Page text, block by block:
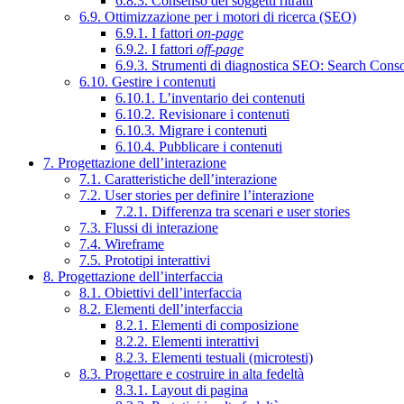
6.9. Ottimizzazione per i motori di ricerca (SEO)
6.9.1. I fattori on-page
6.9.2. I fattori off-page
6.9.3. Strumenti di diagnostica SEO: Search
6.10. Gestire i contenuti
6.10.1. L’inventario dei contenuti
6.10.2. Revisionare i contenuti
6.10.3. Migrare i contenuti
6.10.4. Pubblicare i contenuti
7. Progettazione dell’interazione
7.1. Caratteristiche dell’interazione
7.2. User stories per definire l’interazione
7.2.1. Differenza tra scenari e user stories
7.3. Flussi di interazione
7.4. Wireframe
7.5. Prototipi interattivi
8. Progettazione dell’interfaccia
8.1. Obiettivi dell’interfaccia
8.2. Elementi dell’interfaccia
8.2.1. Elementi di composizione
8.2.2. Elementi interattivi
8.2.3. Elementi testuali (microtesti)
8.3. Progettare e costruire in alta fedeltà
8.3.1. Layout di pagina